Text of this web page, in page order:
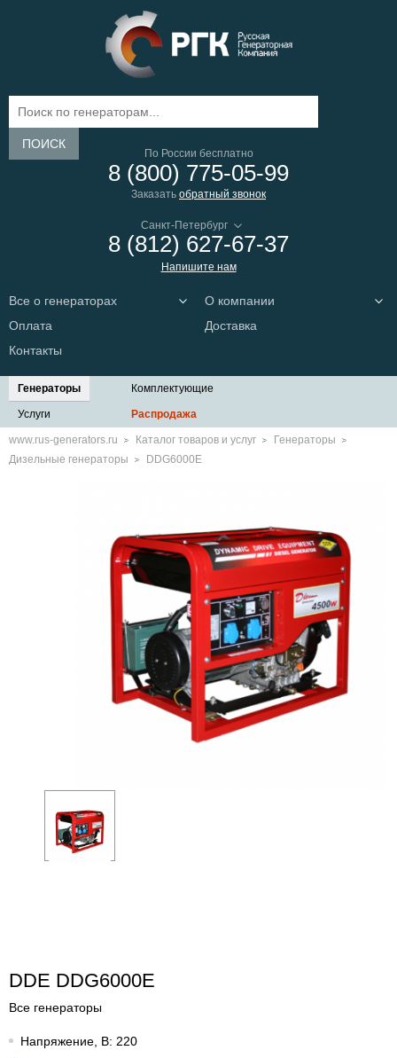
ПОИСК
По России бесплатно
8 (800) 775-05-99
Заказать обратный звонок
8 (812) 627-67-37
Напишите нам
Все о генераторах
О компании
Оплата
Доставка
Контакты
Генераторы Комплектующие
Услуги Распродажа
www.rus-generators.ru Каталог товаров и услуг
Генераторы
Дизельные генераторы
DDG6000E
DDE DDG6000E
Все генераторы
Напряжение, В: 220